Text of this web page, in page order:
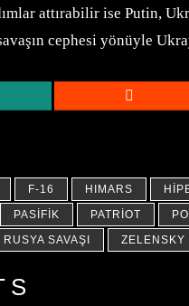
attırabilir ise Putin,
cephesi yönüyle
F-16 HIMARS
PASIFIK PATRIOT
SAVAŞI ZELENSKY